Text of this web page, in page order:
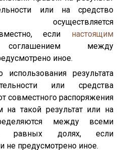
или на средство
осуществляется
если настоящим
между
иное.
результата
или средства
совместного распоряжения
такой результат или на
между всеми
в равных долях, если
предусмотрено иное.